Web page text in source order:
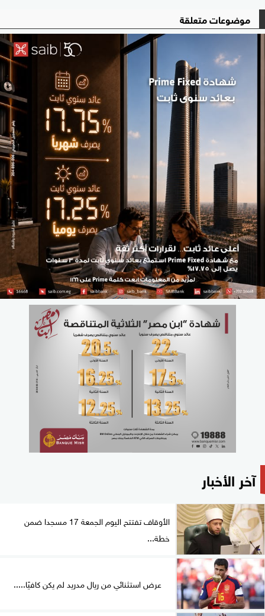
موضوعات متعلقة
آخر الأخبار
الأوقاف تفتتح اليوم الجمعة 17 مسجدا ضمن
خطة...
عرض استثنائي من ريال مدريد لم يكن كافيًا.....